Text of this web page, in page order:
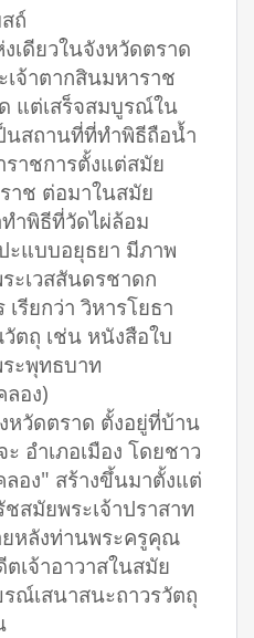
ถ์
ดียวในจังหวัดตราด
เจ้าตากสินมหาราช
แต่เสร็จสมบูรณ์ใน
นสถานที่ที่ทำพิธีถือน้ำ
าชการตั้งแต่สมัย
าช ต่อมาในสมัย
ำพิธีที่วัดไผ่ล้อม
ะแบบอยุธยา มีภาพ
ะเวสสันดรชาดก
รียกว่า วิหารโยธา
ตถุ เช่น หนังสือใบ
ะพุทธบาท
อง)
ดตราด ตั้งอยู่ที่บ้าน
อำเภอเมือง โดยชาว
อง" สร้างขึ้นมาตั้งแต่
สมัยพระเจ้าปราสาท
หลังท่านพระครูคุณ
เจ้าอาวาสในสมัย
ณ์เสนาสนะถาวรวัตถุ